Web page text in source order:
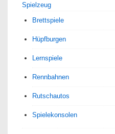
Spielzeug
Brettspiele
Hüpfburgen
Lernspiele
Rennbahnen
Rutschautos
Spielekonsolen